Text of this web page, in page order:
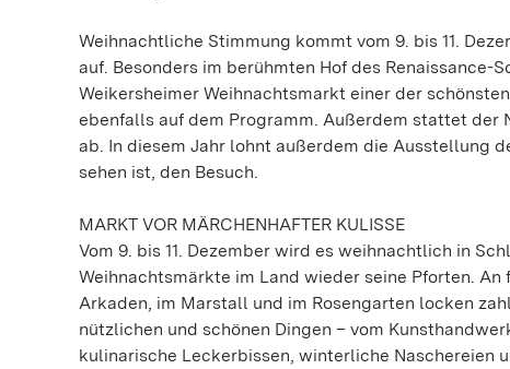
Weihnachtliche Stimmung kommt vom 9. bis 11.
auf. Besonders im berühmten Hof des
Weikersheimer Weihnachtsmarkt einer der
ebenfalls auf dem Programm. Außerdem stattet der
ab. In diesem Jahr lohnt außerdem die Ausstellung
sehen ist, den Besuch.
MARKT VOR MÄRCHENHAFTER KULISSE
Vom 9. bis 11. Dezember wird es weihnachtlich in
Weihnachtsmärkte im Land wieder seine Pforten.
Arkaden, im Marstall und im Rosengarten locken
nützlichen und schönen Dingen – vom
kulinarische Leckerbissen, winterliche Naschereien